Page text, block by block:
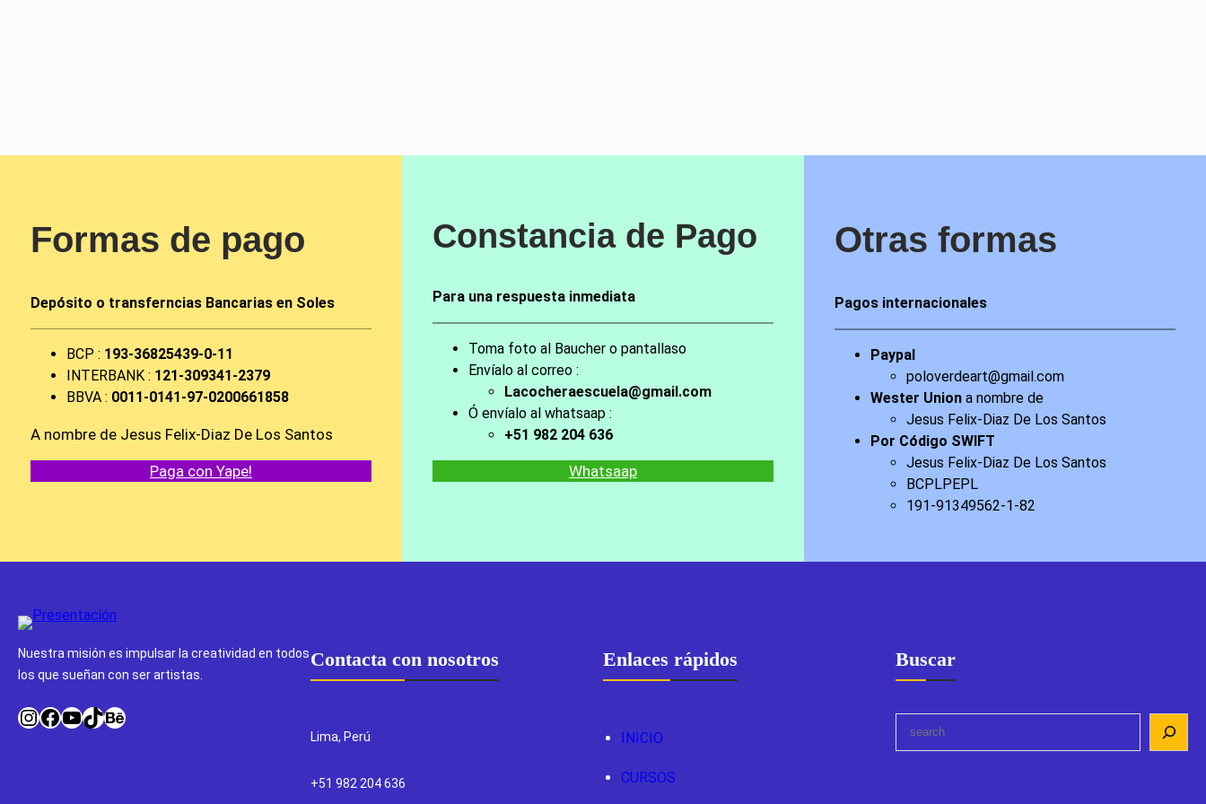
Formas de pago
Depósito o transferncias Bancarias en Soles
BCP : 193-36825439-0-11
INTERBANK : 121-309341-2379
BBVA : 0011-0141-97-0200661858
A nombre de Jesus Felix-Diaz De Los Santos
Paga con Yape!
Constancia de Pago
Para una respuesta inmediata
Toma foto al Baucher o pantallaso
Envíalo al correo :
Lacocheraescuela@gmail.com
Ó envíalo al whatsaap :
+51 982 204 636
Whatsaap
Otras formas
Pagos internacionales
Paypal
poloverdeart@gmail.com
Wester Union a nombre de
Jesus Felix-Diaz De Los Santos
Por Código SWIFT
Jesus Felix-Diaz De Los Santos
BCPLPEPL
191-91349562-1-82
Nuestra misión es impulsar la creatividad en todos
los que sueñan con ser artistas.
InstagramFacebook YouTube TikTok Behance
Contacta con nosotros
Lima, Perú
+51 982 204 636
Enlaces rápidos
INICIO
CURSOS
Buscar